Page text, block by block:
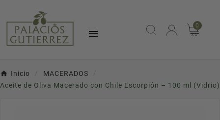

0
Inicio
MACERADOS
Aceite de Oliva Macerado con Chile Escorpión – 100 ml (Vidrio)